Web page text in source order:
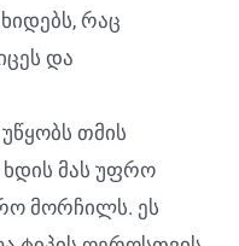
რაც
და
თმის
ხდის მას უფრო
მორჩილს. ეს